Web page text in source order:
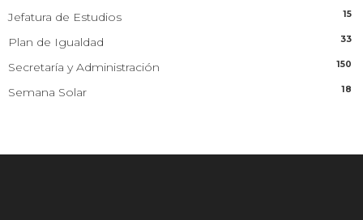
Jefatura de Estudios 15
Plan de Igualdad 33
Secretaría y Administración 150
Semana Solar 18